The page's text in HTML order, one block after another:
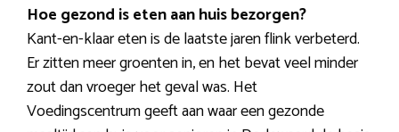
Hoe gezond is eten aan huis bezorgen?
Kant-en-klaar eten is de laatste jaren flink verbeterd.
Er zitten meer groenten in, en het bevat veel minder
zout dan vroeger het geval was. Het
Voedingscentrum geeft aan waar een gezonde